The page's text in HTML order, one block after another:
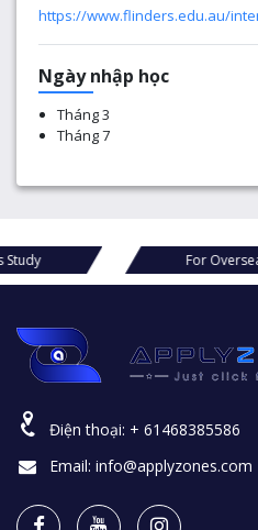
https://www.flinders.edu.au/
Ngày nhập học
Tháng 3
Tháng 7
Overseas Study
Điện thoại: + 61468385586
Email: info@applyzones.com